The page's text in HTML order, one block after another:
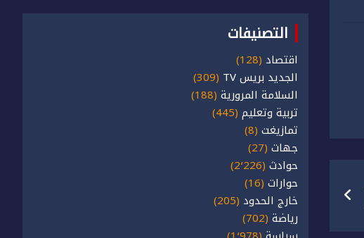
التصنيفات
اقتصاد (128)
الجديد بريس TV
(309)
السلامة المرورية (188)
تربية وتعليم (445)
تمازيغت (8)
جهات (27)
حوادث (2٬226)
حوارات (16)
خارج الحدود (205)
رياضة (702)